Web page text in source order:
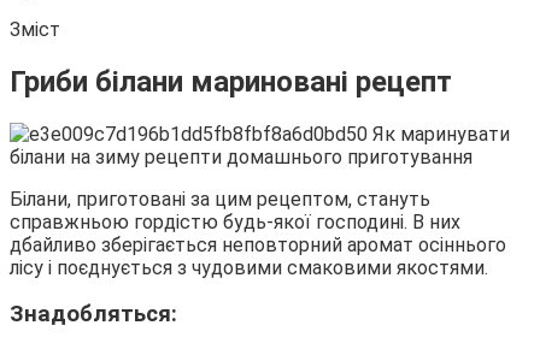
Зміст
Гриби білани мариновані рецепт
Білани, приготовані за цим рецептом, стануть
справжньою гордістю будь-якої господині. В них
дбайливо зберігається неповторний аромат осіннього
лісу і поєднується з чудовими смаковими якостями.
Знадобляться: